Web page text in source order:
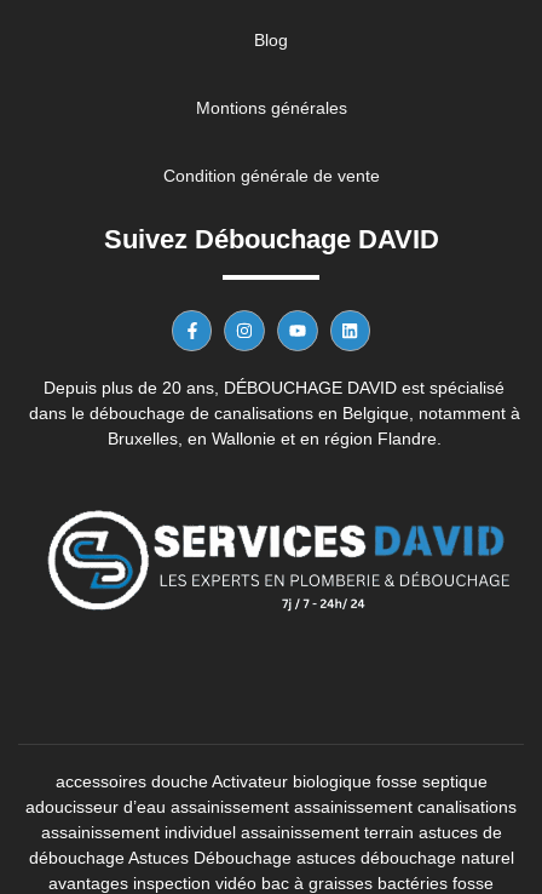
Blog
Montions générales
Condition générale de vente
Suivez Débouchage DAVID
Depuis plus de 20 ans, DÉBOUCHAGE DAVID est spécialisé
dans le débouchage de canalisations en Belgique, notamment à
Bruxelles, en Wallonie et en région Flandre.
accessoires douche Activateur biologique fosse septique
adoucisseur d’eau assainissement assainissement canalisations
assainissement individuel assainissement terrain astuces de
débouchage Astuces Débouchage astuces débouchage naturel
avantages inspection vidéo bac à graisses bactéries fosse